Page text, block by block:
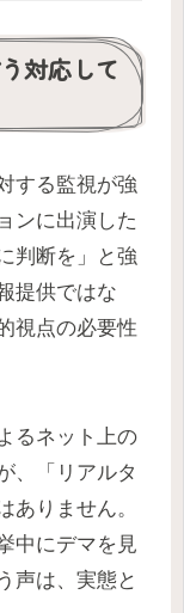
対応して
する監視が強
ンに出演した
判断を」と強
提供ではな
視点の必要性
るネット上の
、「リアルタ
ありません。
中にデマを見
声は、実態と